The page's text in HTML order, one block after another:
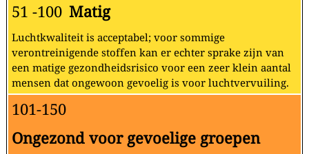
51 -100 Matig
Luchtkwaliteit is acceptabel; voor sommige
verontreinigende stoffen kan er echter sprake zijn van
een matige gezondheidsrisico voor een zeer klein aantal
mensen dat ongewoon gevoelig is voor luchtvervuiling.
101-150
Ongezond voor gevoelige groepen